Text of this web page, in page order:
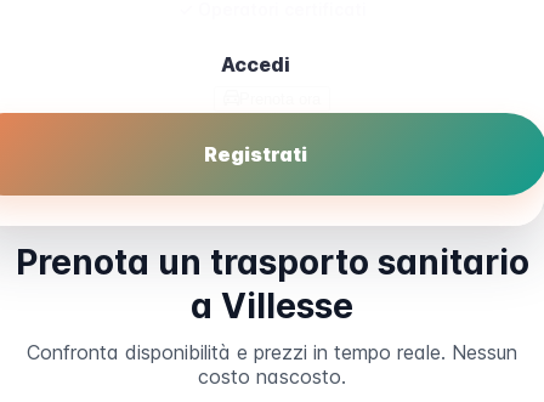
Accedi
Registrati
Prenota un trasporto sanitario
a Villesse
Confronta disponibilità e prezzi in tempo reale. Nessun
costo nascosto.